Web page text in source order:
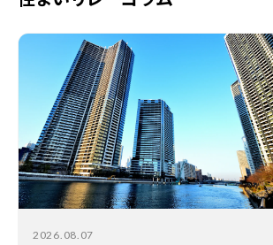
2026.08.07